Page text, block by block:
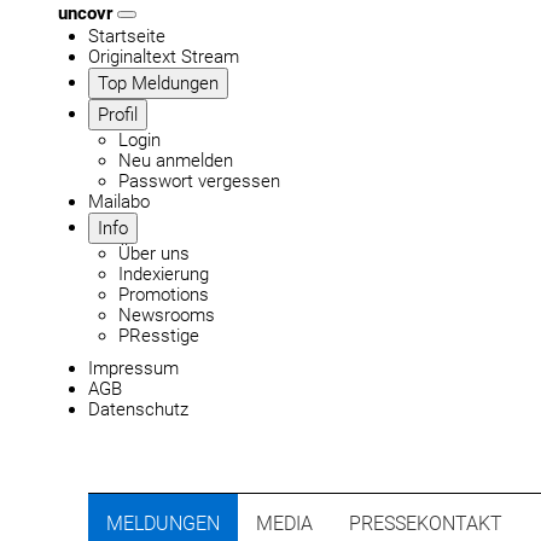
uncovr
Startseite
Originaltext Stream
Top Meldungen
Profil
Login
Neu anmelden
Passwort vergessen
Mailabo
Info
Über uns
Indexierung
Promotions
Newsrooms
PResstige
Impressum
AGB
Datenschutz
MELDUNGEN MEDIA PRESSEKONTAKT